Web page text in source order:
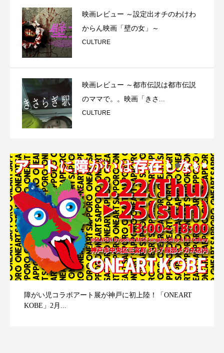
映画レビュー ～設定出オチのわけわ
からん映画「壁の女」～
CULTURE
映画レビュー ～都市伝説は都市伝説
のママで。。映画「きさ...
CULTURE
障がい児コラボアート展が神戸に初上陸！「ONEART
KOBE」2月...